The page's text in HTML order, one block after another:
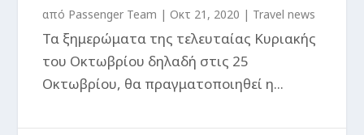
από Passenger Team |Οκτ 21, 2020 | Travel news
Τα ξημερώματα της τελευταίας Κυριακής
του Οκτωβρίου δηλαδή στις 25
Οκτωβρίου, θα πραγματοποιηθεί η...